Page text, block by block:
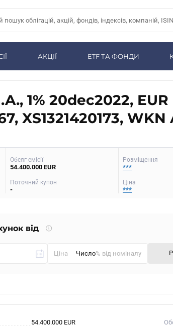
АКЦІЇ ETF ТА ФОНДИ
1% 20dec2022, EUR
XS1321420173, WKN
Обсяг емісії
54.400.000 EUR
Розміщення
***
Поточний купон
-
Ціна
***
від
Що
Ціна % від номіналу
54.400.000 EUR